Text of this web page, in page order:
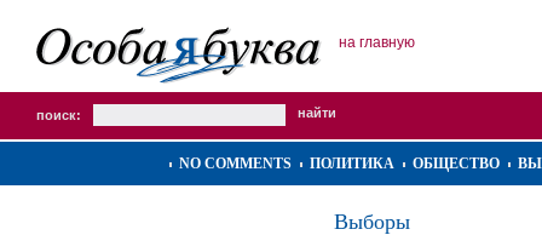
на главную
поиск:
NO COMMENTS ПОЛИТИКА ОБЩЕСТВО
Выборы